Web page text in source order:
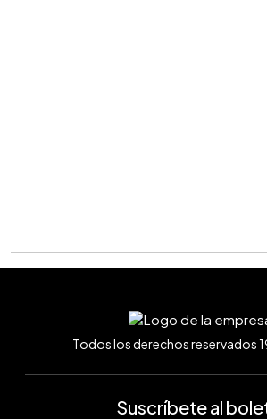
Todos los derechos reservados
Suscríbete al